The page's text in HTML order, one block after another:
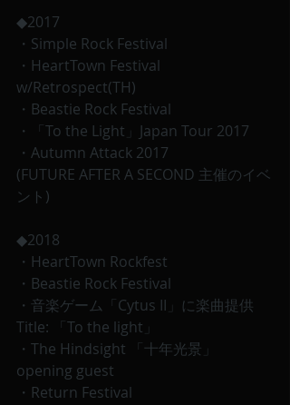
◆2017
・Simple Rock Festival
・HeartTown Festival
w/Retrospect(TH)
・Beastie Rock Festival
・「To the Light」Japan Tour 2017
・Autumn Attack 2017
(FUTURE AFTER A SECOND 主催のイベ
ント)
◆2018
・HeartTown Rockfest
・Beastie Rock Festival
・音楽ゲーム「Cytus II」に楽曲提供
Title: 「To the light」
・The Hindsight 「十年光景」
opening guest
・Return Festival